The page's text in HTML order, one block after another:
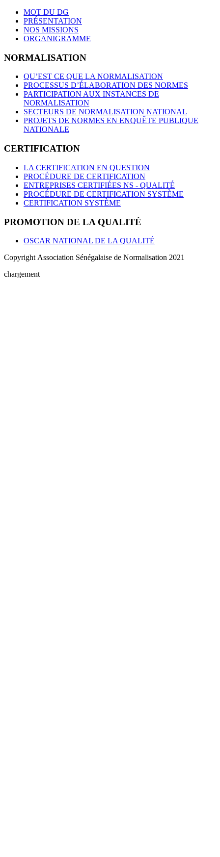
MOT DU DG
PRÉSENTATION
NOS MISSIONS
ORGANIGRAMME
NORMALISATION
QU’EST CE QUE LA NORMALISATION
PROCESSUS D’ÉLABORATION DES NORMES
PARTICIPATION AUX INSTANCES DE
NORMALISATION
SECTEURS DE NORMALISATION NATIONAL
PROJETS DE NORMES EN ENQUÊTE PUBLIQUE
NATIONALE
CERTIFICATION
LA CERTIFICATION EN QUESTION
PROCÉDURE DE CERTIFICATION
ENTREPRISES CERTIFIÉES NS - QUALITÉ
PROCÉDURE DE CERTIFICATION SYSTÈME
CERTIFICATION SYSTÈME
PROMOTION DE LA QUALITÉ
OSCAR NATIONAL DE LA QUALITÉ
Copyright Association Sénégalaise de Normalisation 2021
chargement